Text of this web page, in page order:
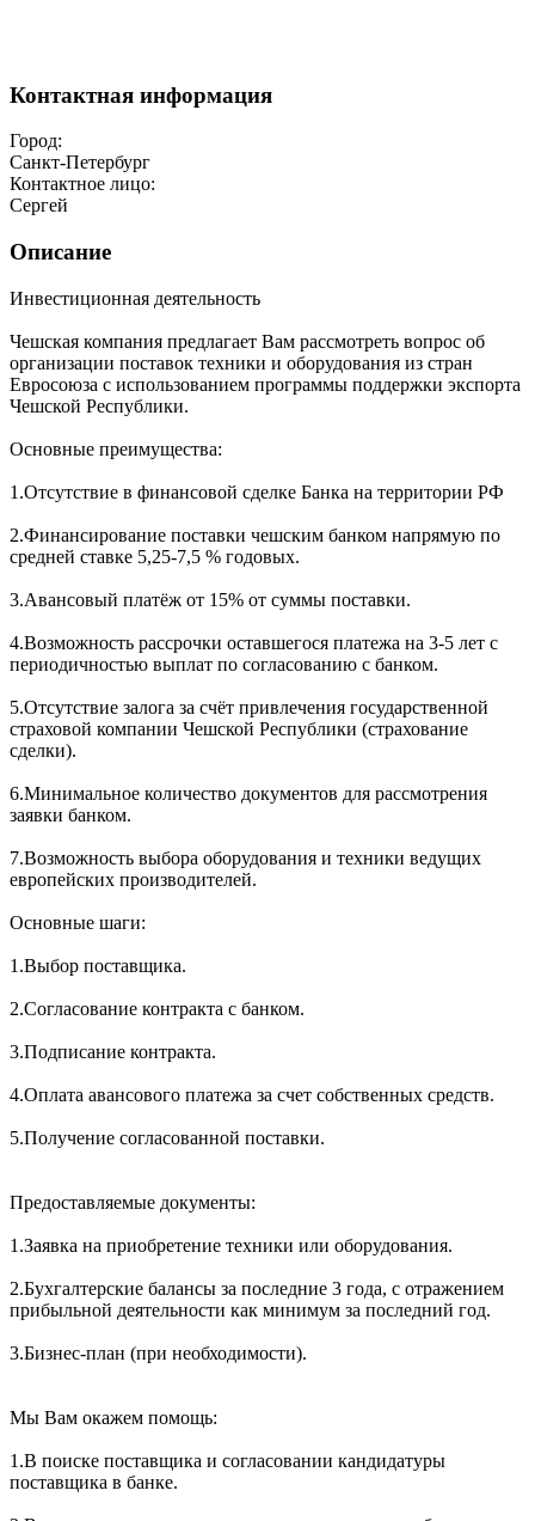
Контактная информация
Город:
Санкт-Петербург
Контактное лицо:
Сергей
Описание
Инвестиционная деятельность
Чешская компания предлагает Вам рассмотреть вопрос об
организации поставок техники и оборудования из стран
Евросоюза с использованием программы поддержки экспорта
Чешской Республики.
Основные преимущества:
1.Отсутствие в финансовой сделке Банка на территории РФ
2.Финансирование поставки чешским банком напрямую по
средней ставке 5,25-7,5 % годовых.
3.Авансовый платёж от 15% от суммы поставки.
4.Возможность рассрочки оставшегося платежа на 3-5 лет с
периодичностью выплат по согласованию с банком.
5.Отсутствие залога за счёт привлечения государственной
страховой компании Чешской Республики (страхование
сделки).
6.Минимальное количество документов для рассмотрения
заявки банком.
7.Возможность выбора оборудования и техники ведущих
европейских производителей.
Основные шаги:
1.Выбор поставщика.
2.Согласование контракта с банком.
3.Подписание контракта.
4.Оплата авансового платежа за счет собственных средств.
5.Получение согласованной поставки.
Предоставляемые документы:
1.Заявка на приобретение техники или оборудования.
2.Бухгалтерские балансы за последние 3 года, с отражением
прибыльной деятельности как минимум за последний год.
3.Бизнес-план (при необходимости).
Мы Вам окажем помощь:
1.В поиске поставщика и согласовании кандидатуры
поставщика в банке.